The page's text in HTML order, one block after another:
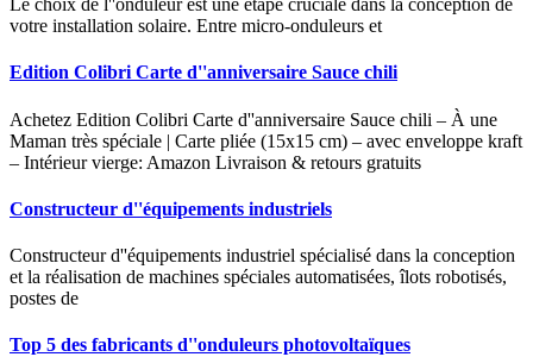
Le choix de l''onduleur est une étape cruciale dans la conception de
votre installation solaire. Entre micro-onduleurs et
Edition Colibri Carte d''anniversaire Sauce chili
Achetez Edition Colibri Carte d''anniversaire Sauce chili – À une
Maman très spéciale | Carte pliée (15x15 cm) – avec enveloppe kraft
– Intérieur vierge: Amazon Livraison & retours gratuits
Constructeur d''équipements industriels
Constructeur d''équipements industriel spécialisé dans la conception
et la réalisation de machines spéciales automatisées, îlots robotisés,
postes de
Top 5 des fabricants d''onduleurs photovoltaïques